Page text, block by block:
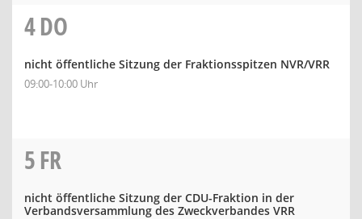
4DO
nicht öffentliche Sitzung der Fraktionsspitzen NVR/VRR
09:00-10:00 Uhr
5FR
nicht öffentliche Sitzung der CDU-Fraktion in der
Verbandsversammlung des Zweckverbandes VRR